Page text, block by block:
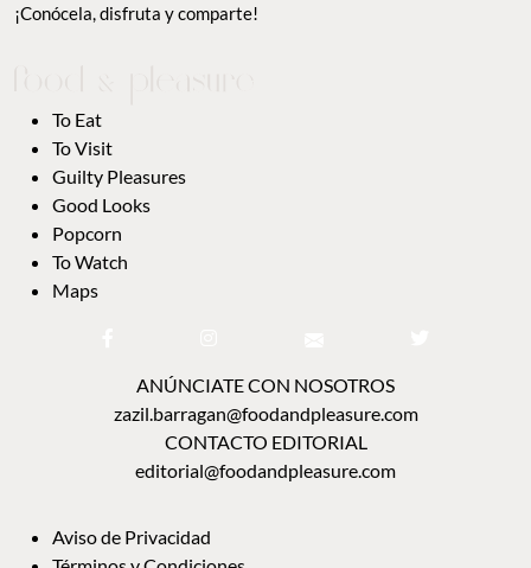
¡Conócela, disfruta y comparte!
To Eat
To Visit
Guilty Pleasures
Good Looks
Popcorn
To Watch
Maps
ANÚNCIATE CON NOSOTROS
zazil.barragan@foodandpleasure.com
CONTACTO EDITORIAL
editorial@foodandpleasure.com
Aviso de Privacidad